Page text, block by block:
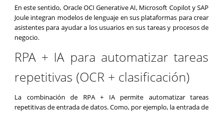
En este sentido, Oracle OCI Generative AI, Microsoft Copilot y SAP
Joule integran modelos de lenguaje en sus plataformas para crear
asistentes para ayudar a los usuarios en sus tareas y procesos de
negocio.
RPA + IA para automatizar tareas
repetitivas (OCR + clasificación)
La combinación de RPA + IA permite automatizar tareas
repetitivas de entrada de datos. Como, por ejemplo, la entrada de